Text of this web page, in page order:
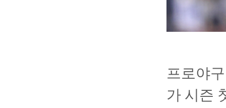
프로야
가 시즌